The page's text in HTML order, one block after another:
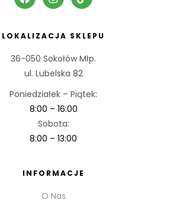
LOKALIZACJA SKLEPU
36-050 Sokołów Młp.
ul. Lubelska 82
Poniedziałek – Piątek:
8:00 – 16:00
Sobota:
8:00 – 13:00
INFORMACJE
O Nas